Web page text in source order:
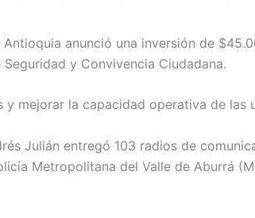
Antioquia anunció una inversión de
y Convivencia Ciudadana.
mejorar la capacidad operativa de las
Julián entregó 103 radios de
Metropolitana del Valle de Aburrá